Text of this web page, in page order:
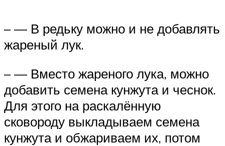
– — В редьку можно и не добавлять
жареный лук.
– — Вместо жареного лука, можно
добавить семена кунжута и чеснок.
Для этого на раскалённую
сковороду выкладываем семена
кунжута и обжариваем их, потом